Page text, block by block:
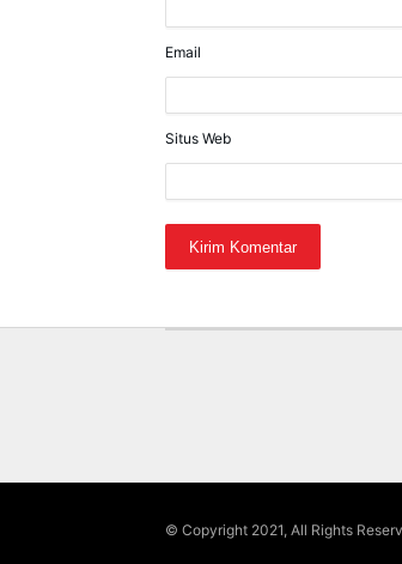
Email
Situs Web
© Copyright 2021, All Rights